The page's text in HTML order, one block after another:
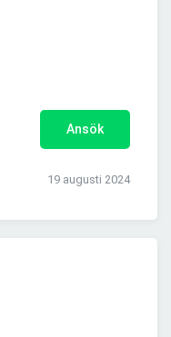
Ansök
19 augusti 2024